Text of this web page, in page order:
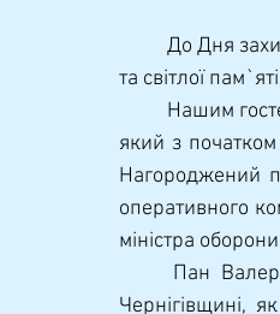
та світлої
який з
Нагороджений
оперативного
міністра
Чернігівщині,